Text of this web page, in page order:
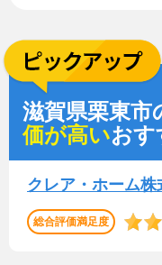
滋賀県栗東市
価が高いおす
クレア・ホーム株
総合評価満足度